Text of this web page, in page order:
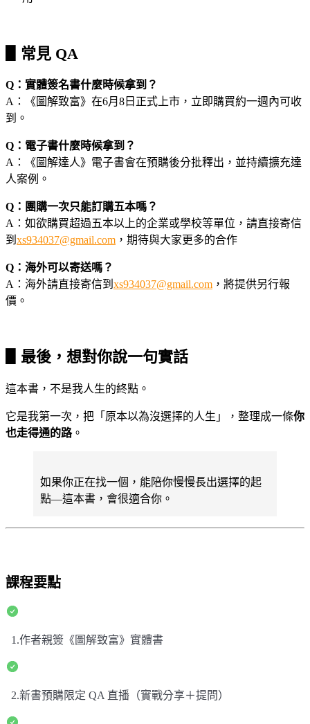
▋常見 QA
Q：實體簽名書什麼時候拿到？
A：《圖解致富》在6月8日正式上市，立即購買約一週內可收
到。
Q：電子書什麼時候拿到？
A：《圖解達人》電子書會在預購後分批釋出，並持續擴充達
人案例。
Q：團購一次只能訂購五本嗎？
A：如欲購買超過五本以上的企業或學校等單位，請直接寄信
到 xs934037@gmail.com ，期待與大家更多的合作
Q：海外可以寄送嗎？
A：海外請直接寄信到 xs934037@gmail.com ，將提供另行報
價。
▋最後，想對你說一句實話
這本書，不是我人生的終點。
它是我第一次，把「原本以為沒選擇的人生」，整理成一條你
也走得通的路。
如果你正在找一個，能陪你慢慢長出選擇的起
點—這本書，會很適合你。
課程要點
1.作者親簽《圖解致富》實體書
2.新書預購限定 QA 直播（實戰分享＋提問）